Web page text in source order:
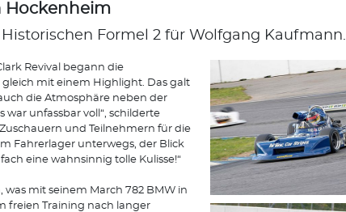
Hockenheim
Formel 2 für Wolfgang Kaufmann.
Revival begann die
mit einem Highlight. Das galt
die Atmosphäre neben der
war unfassbar voll“, schilderte
und Teilnehmern für die
Fahrerlager unterwegs, der Blick
eine wahnsinnig tolle Kulisse!“
mit seinem March 782 BMW in
freien Training nach langer